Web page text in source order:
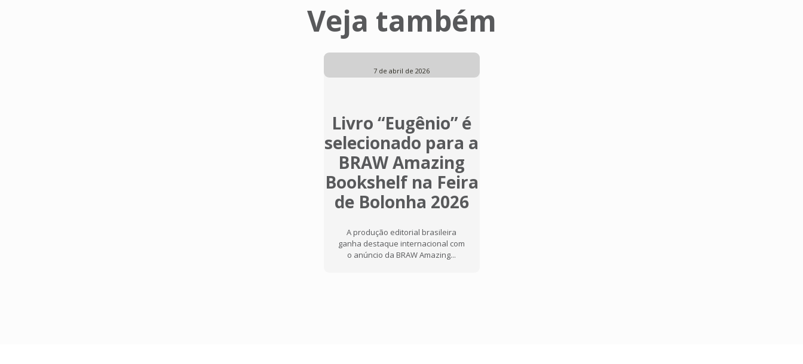
Veja também
7 de abril de 2026
Livro “Eugênio” é
selecionado para a
BRAW Amazing
Bookshelf na Feira
de Bolonha 2026
A produção editorial brasileira
ganha destaque internacional com
o anúncio da BRAW Amazing...